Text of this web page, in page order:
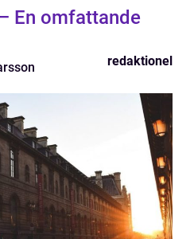
En omfattande
redaktionel